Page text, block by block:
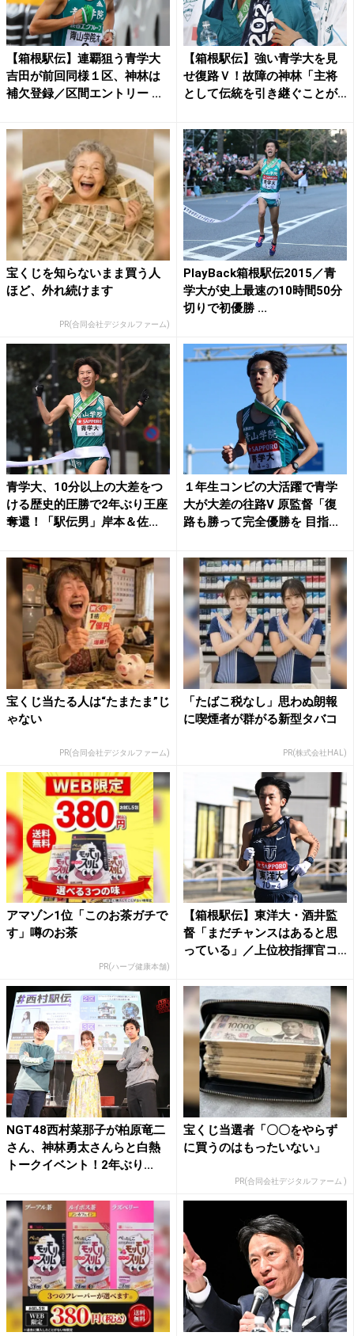
【箱根駅伝】連覇狙う青学大
吉田が前回同様１区、神林は
補欠登録／区間エントリー ...
【箱根駅伝】強い青学大を見
せ復路Ｖ！故障の神林「主将
として伝統を引き継ぐことが
宝くじを知らないまま買う人
ほど、外れ続けます
PR(合同会社デジタルファーム)
PlayBack箱根駅伝2015／青
学大が史上最速の10時間50分
切りで初優勝 ...
青学大、10分以上の大差をつ
ける歴史的圧勝で2年ぶり王座
奪還！「駅伝男」岸本＆佐...
１年生コンビの大活躍で青学
大が大差の往路V 原監督「復
路も勝って完全優勝を 目指...
宝くじ当たる人は“たまたま”じ
ゃない
PR(合同会社デジタルファーム)
「たばこ税なし」思わぬ朗報
に喫煙者が群がる新型タバコ
PR(株式会社HAL)
アマゾン1位「このお茶ガチで
す」噂のお茶
PR(ハーブ健康本舗)
【箱根駅伝】東洋大・酒井監
督「まだチャンスはあると思
っている」／上位校指揮官コ
NGT48西村菜那子が柏原竜二
さん、神林勇太さんらと白熱
トークイベント！2年ぶり...
宝くじ当選者「〇〇をやらず
に買うのはもったいない」
PR(合同会社デジタルファーム )